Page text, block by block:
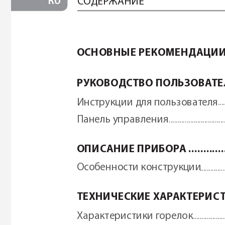
СОДЕРЖАНИЕ
ОСНОВНЫЕ РЕКОМЕНДАЦИИ
РУКОВОДСТВО ПОЛЬЗОВА
Инструкции для пользователя
Панель управления
ОПИСАНИЕ ПРИБОРА
Особенности конструкции
ТЕХНИЧЕСКИЕ ХАРАКТЕРИС
Характеристики горелок